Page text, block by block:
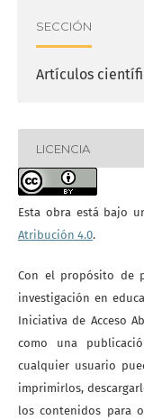
SECCIÓN
Artículos
LICENCIA
Esta obra está bajo
Atribución 4.0.
Con el propósito de
investigación en
Iniciativa de Acceso
como una
cualquier usuario
imprimirlos,
los contenidos para